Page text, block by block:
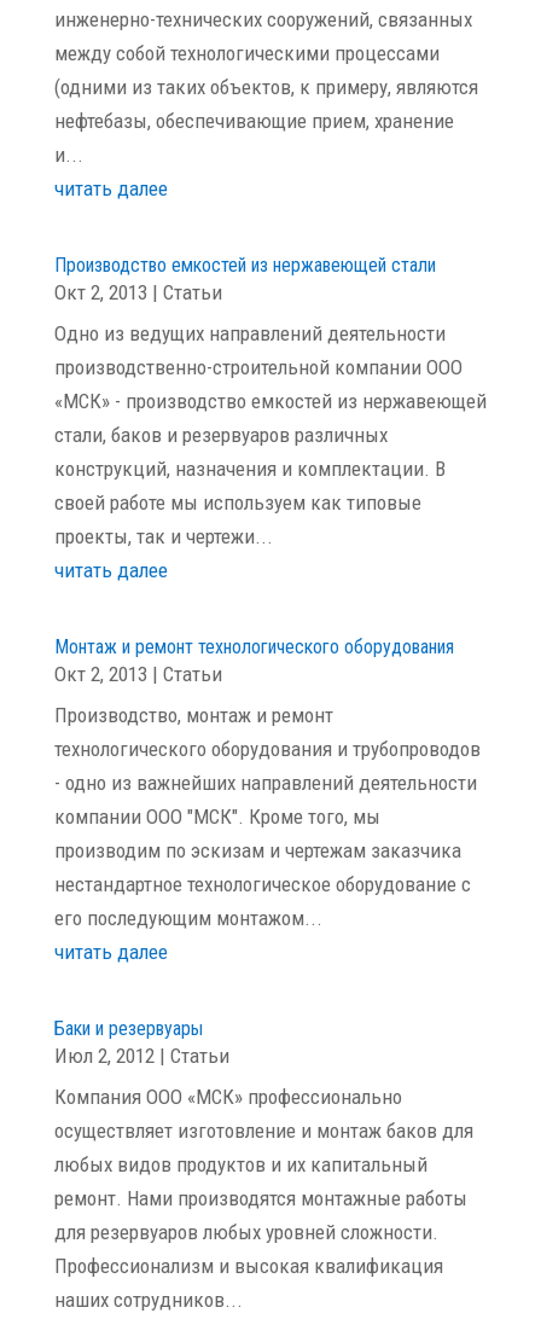
инженерно-технических сооружений, связанных
между собой технологическими процессами
(одними из таких объектов, к примеру, являются
нефтебазы, обеспечивающие прием, хранение
и...
читать далее
Производство емкостей из нержавеющей стали
Окт 2, 2013 | Статьи
Одно из ведущих направлений деятельности
производственно-строительной компании ООО
«МСК» - производство емкостей из нержавеющей
стали, баков и резервуаров различных
конструкций, назначения и комплектации. В
своей работе мы используем как типовые
проекты, так и чертежи...
читать далее
Монтаж и ремонт технологического оборудования
Окт 2, 2013 | Статьи
Производство, монтаж и ремонт
технологического оборудования и трубопроводов
- одно из важнейших направлений деятельности
компании ООО "МСК". Кроме того, мы
производим по эскизам и чертежам заказчика
нестандартное технологическое оборудование с
его последующим монтажом...
читать далее
Баки и резервуары
Июл 2, 2012| Статьи
Компания ООО «МСК» профессионально
осуществляет изготовление и монтаж баков для
любых видов продуктов и их капитальный
ремонт. Нами производятся монтажные работы
для резервуаров любых уровней сложности.
Профессионализм и высокая квалификация
наших сотрудников...